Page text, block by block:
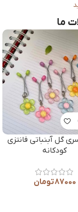
ما
بند عینک فیمو تک رنگ
60000تومان